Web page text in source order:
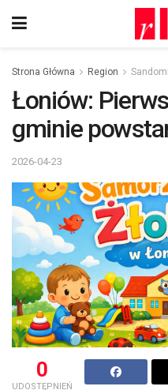
Strona Główna Region
Łoniów:
gminie
2026-04-23
0
UDOSTĘPNIEŃ